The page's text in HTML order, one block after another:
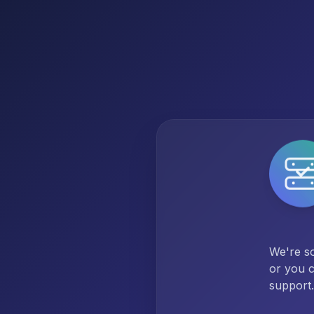
We're
or you
support.